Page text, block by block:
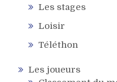
Les stages
Loisir
Téléthon
Les joueurs